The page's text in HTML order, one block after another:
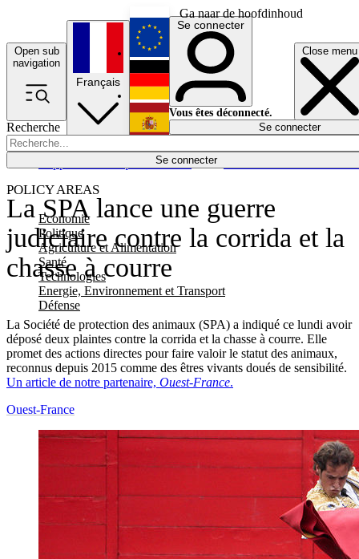
Ga naar de hoofdinhoud
Open sub
navigation
Close menu
Recherche
Se connecter
POLICY AREAS
Economie
Politique
Agriculture et Alimentation
Santé
Technologies
Energie, Environnement et Transport
Défense
Économie
Français
English
Deutsch
Español
Se connecter
Vous êtes déconnecté.
Se connecter
La SPA lance une guerre
judiciaire contre la corrida et la
chasse à courre
La Société de protection des animaux (SPA) a indiqué ce lundi avoir
déposé deux plaintes contre la corrida et la chasse à courre. Elle
promet des actions directes pour faire valoir le statut des animaux,
reconnus depuis 2015 comme des êtres vivants doués de sensibilité.
Un article de notre partenaire, Ouest-France.
Ouest-France